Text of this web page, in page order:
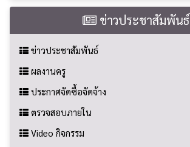
ข่าวประชาสัมพันธ์
ข่าวประชาสัมพันธ์
ผลงานครู
ประกาศจัดซื้อจัดจ้าง
ตรวจสอบภายใน
Video กิจกรรม